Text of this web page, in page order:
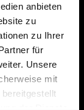
anbieten
zu
zu Ihrer
für
Unsere
mit
bei